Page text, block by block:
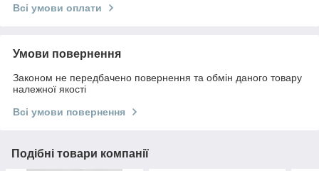
Всі умови оплати
Умови повернення
Законом не передбачено повернення та обмін даного товару
належної якості
Всі умови повернення
Подібні товари компанії